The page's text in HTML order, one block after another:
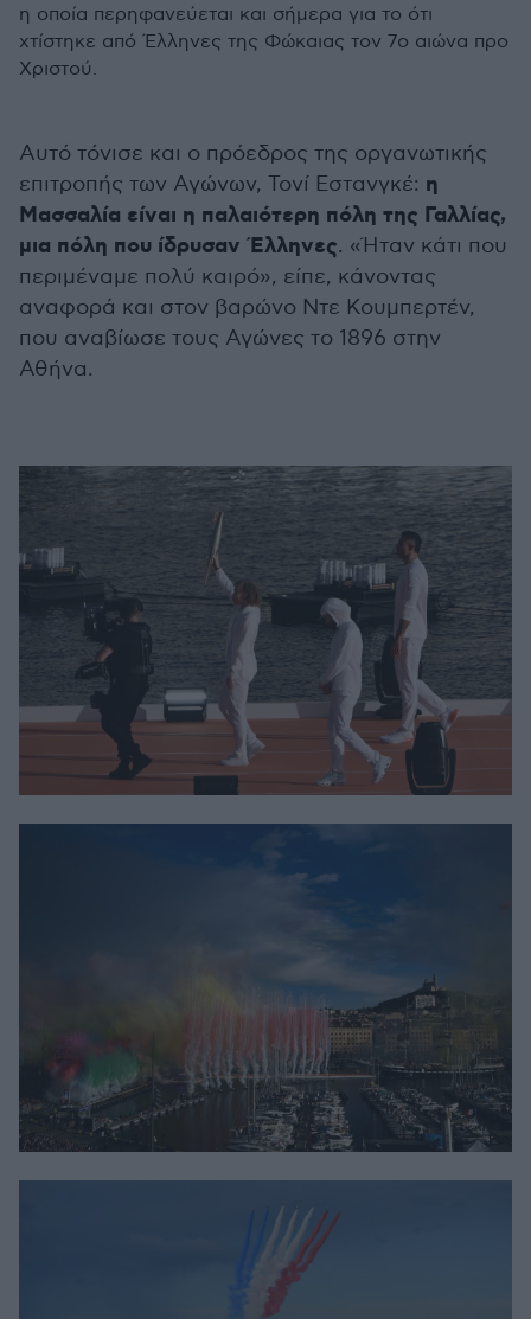
η οποία περηφανεύεται και σήμερα για το ότι
χτίστηκε από Έλληνες της Φώκαιας τον 7ο αιώνα προ
Χριστού.
Αυτό τόνισε και ο πρόεδρος της οργανωτικής
επιτροπής των Αγώνων, Τονί Εστανγκέ: η
Μασσαλία είναι η παλαιότερη πόλη της Γαλλίας,
μια πόλη που ίδρυσαν Έλληνες. «Ήταν κάτι που
περιμέναμε πολύ καιρό», είπε, κάνοντας
αναφορά και στον βαρώνο Ντε Κουμπερτέν,
που αναβίωσε τους Αγώνες το 1896 στην
Αθήνα.